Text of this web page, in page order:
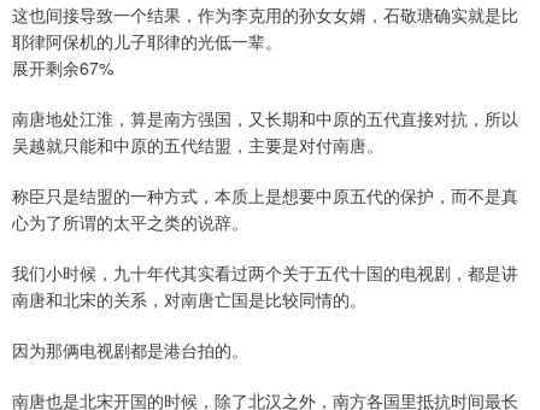
这也间接导致一个结果，作为李克用的孙女女婿，石敬瑭确实就是比
耶律阿保机的儿子耶律的光低一辈。
展开剩余67%
南唐地处江淮，算是南方强国，又长期和中原的五代直接对抗，所以
吴越就只能和中原的五代结盟，主要是对付南唐。
称臣只是结盟的一种方式，本质上是想要中原五代的保护，而不是真
心为了所谓的太平之类的说辞。
我们小时候，九十年代其实看过两个关于五代十国的电视剧，都是讲
南唐和北宋的关系，对南唐亡国是比较同情的。
因为那俩电视剧都是港台拍的。
南唐也是北宋开国的时候，除了北汉之外，南方各国里抵抗时间最长